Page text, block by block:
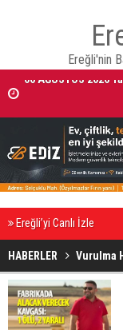
Ereğli'nin
KAYMAKAMI FATİH
Ereğli’yi Canlı İzle
HABERLER Vurulma